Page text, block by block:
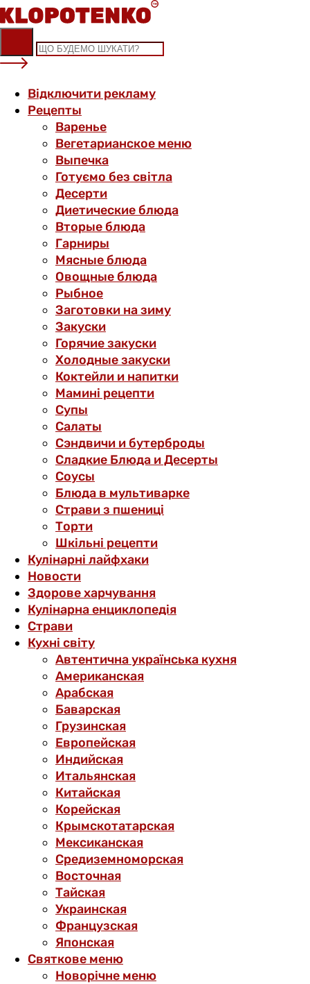
Skip
to
content
Відключити рекламу
Рецепты
Варенье
Вегетарианское меню
Выпечка
Готуємо без світла
Десерти
Диетические блюда
Вторые блюда
Гарниры
Мясные блюда
Овощные блюда
Рыбное
Заготовки на зиму
Закуски
Горячие закуски
Холодные закуски
Коктейли и напитки
Мамині рецепти
Супы
Салаты
Сэндвичи и бутерброды
Сладкие Блюда и Десерты
Соусы
Блюда в мультиварке
Страви з пшениці
Торти
Шкільні рецепти
Кулінарні лайфхаки
Новости
Здорове харчування
Кулінарна енциклопедія
Страви
Кухні світу
Автентична українська кухня
Американская
Арабская
Баварская
Грузинская
Европейская
Индийская
Итальянская
Китайская
Корейская
Крымскотатарская
Мексиканская
Средиземноморская
Восточная
Тайская
Украинская
Французская
Японская
Святкове меню
Новорічне меню